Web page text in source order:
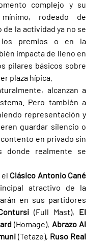
complejo y su
rodeado de
la actividad ya no se
los premios o en la
impacta de lleno en
pilares básicos sobre
plaza hípica.
alcanzan a
Pero también a
representación y
guardar silencio o
en privado sin
donde realmente se
atractivo de la
en sus partidores
(Full Mast), El
(Homage), Abrazo Al
(Tetaze),